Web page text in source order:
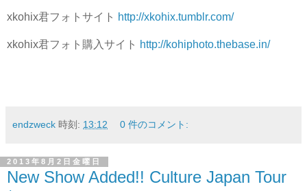
xkohix君フォトサイト http://xkohix.tumblr.com/
xkohix君フォト購入サイト http://kohiphoto.thebase.in/
endzweck 時刻: 13:12 0 件のコメント:
2013年8月2日金曜日
New Show Added!! Culture Japan Tour